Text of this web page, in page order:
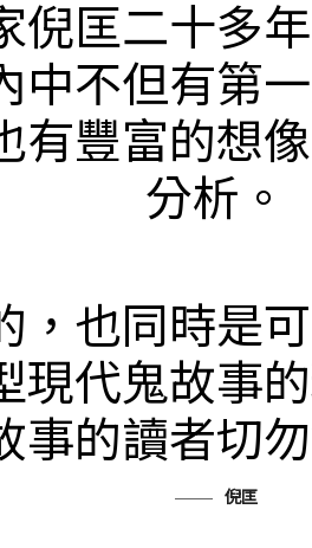
倪匡二十多
中不但有第
有豐富的想
分析。
，也同時是
現代鬼故事
事的讀者切勿
倪匡